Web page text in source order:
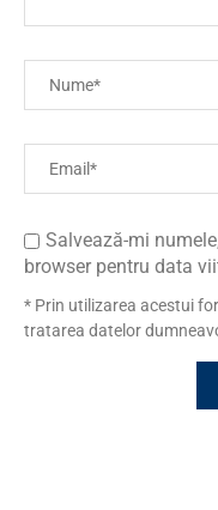
Salvează-mi
browser pentru data
* Prin utilizarea acestui
tratarea datelor